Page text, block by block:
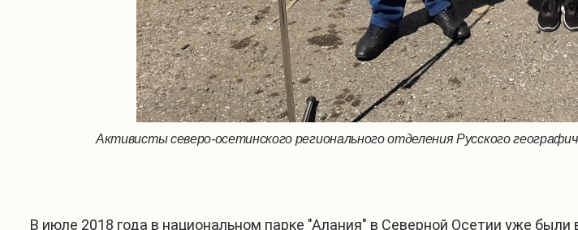
Активисты северо-осетинского регионального отделения Русского
В июле 2018 года в национальном парке "Алания" в Северной Осетии уже